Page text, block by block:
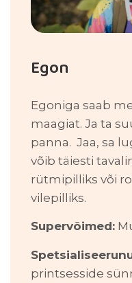
Egon
Egoniga saab
maagiat. Ja ta
panna. Jaa, sa
võib täiesti
rütmipilliks või
vilepilliks.
Supervõimed:
printsesside